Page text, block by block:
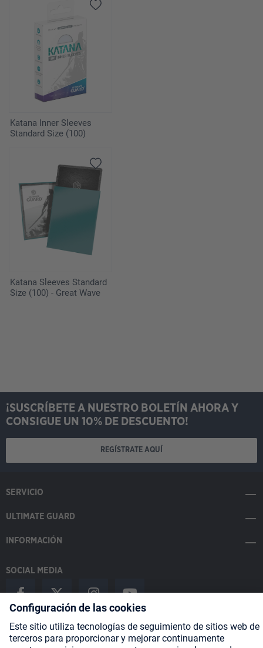
Katana Inner Sleeves
Standard Size (100)
Katana Sleeves Standard
Size (100) - Great Wave
¡SUSCRÍBETE A NUESTRO BOLETÍN AHORA Y
CONSIGUE UN 10% DE DESCUENTO!
REGÍSTRATE AQUÍ
SERVICIO
ULTIMATE GUARD
INFORMACIÓN
SOCIAL MEDIA
Payment Methods